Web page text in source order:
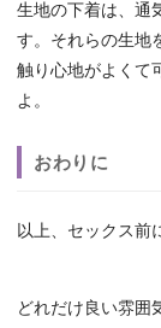
生地の下着は、通
す。それらの生地
触り心地がよくて
よ。
おわりに
以上、セックス前
どれだけ良い雰囲